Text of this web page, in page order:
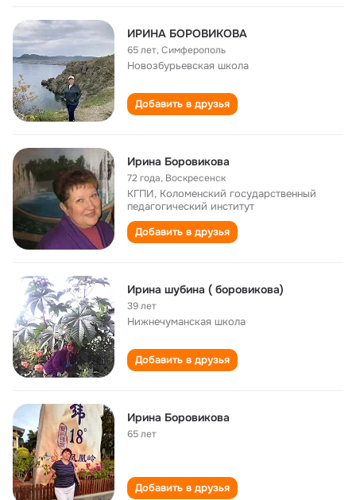
ИРИНА БОРОВИКОВА
65 лет,Симферополь
Новозбурьевская школа
Добавить в друзья
Ирина Боровикова
72 года, Воскресенск
КГПИ, Коломенский государственный
педагогический институт
Добавить в друзья
Ирина шубина ( боровикова)
39 лет
Нижнечуманская школа
Добавить в друзья
Ирина Боровиковa
65 лет
Добавить в друзья